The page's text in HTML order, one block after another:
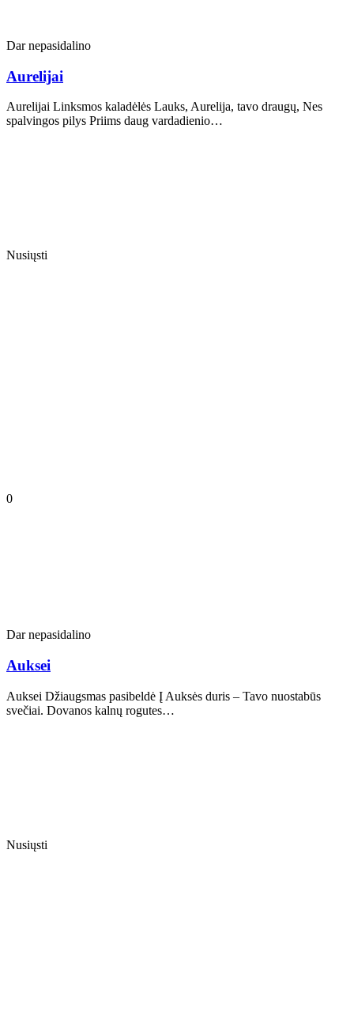
Dar nepasidalino
Aurelijai
Aurelijai Linksmos kaladėlės Lauks, Aurelija, tavo draugų, Nes
spalvingos pilys Priims daug vardadienio…
Nusiųsti
0
Dar nepasidalino
Auksei
Auksei Džiaugsmas pasibeldė Į Auksės duris – Tavo nuostabūs
svečiai. Dovanos kalnų rogutes…
Nusiųsti